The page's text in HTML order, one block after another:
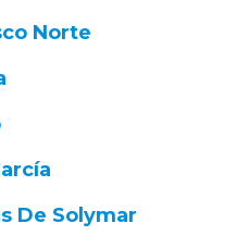
Norte
De Solymar